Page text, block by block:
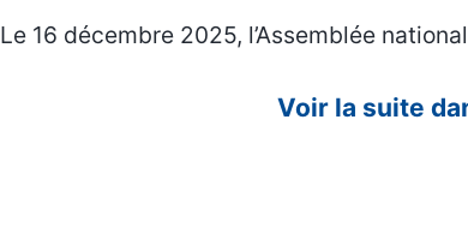
Le 16 décembre 2025, l’Assemblée
Voir la suite